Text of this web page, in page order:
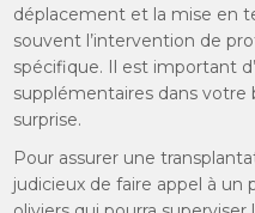
déplacement et la mise en
souvent l’intervention de
spécifique. Il est important
supplémentaires dans
surprise.
Pour assurer une
judicieux de faire appel à un